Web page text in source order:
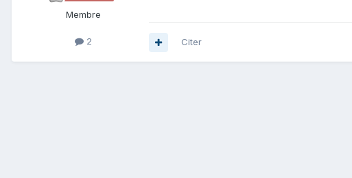
Membre
2 Citer